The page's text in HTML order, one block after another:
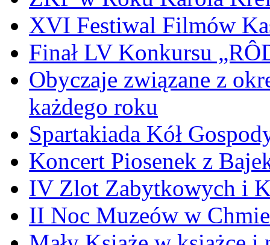
XVI Festiwal Filmów
Finał LV Konkursu
Obyczaje związane z
każdego roku
Spartakiada Kół
Koncert Piosenek z
IV Zlot Zabytkowych i
II Noc Muzeów w